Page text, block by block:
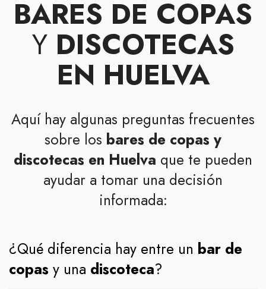
BARES DE COPAS
Y DISCOTECAS
EN HUELVA
Aquí hay algunas preguntas frecuentes
sobre los bares de copas y
discotecas en Huelva que te pueden
ayudar a tomar una decisión
informada:
¿Qué diferencia hay entre un bar de
copas y una discoteca?